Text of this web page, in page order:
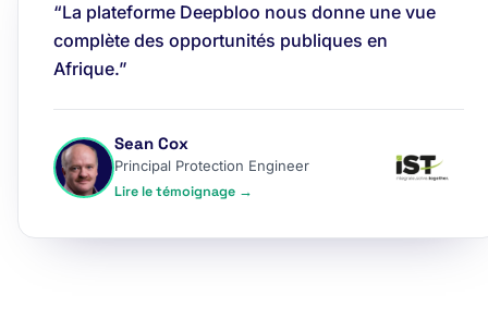
“La plateforme Deepbloo nous donne une vue
complète des opportunités publiques en
Afrique.”
Sean Cox
Principal Protection Engineer
Lire le témoignage →